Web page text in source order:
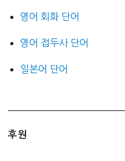
영어 회화 단어
영어 접두사 단어
일본어 단어
후원